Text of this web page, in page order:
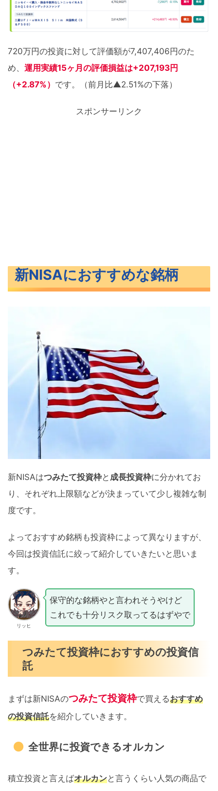
720万円の投資に対して評価額が7,407,406円のた
め、 運用実績15ヶ月の評価損益は+207,193円
（+2.87%） です。（前月比▲2.51%の下落）
スポンサーリンク
新NISAにおすすめな銘柄
新NISAはつみたて投資枠と 成長投資枠に分かれてお
り、それぞれ上限額などが決まっていて少し複雑な制
度です。
よっておすすめ銘柄も投資枠によって異なりますが、
今回は投資信託に絞って紹介していきたいと思いま
す。
リッヒ
保守的な銘柄やと言われそうやけど
これでも十分リスク取ってるはずやで
つみたて投資枠におすすめの投資信
託
まずは新NISAのつみたて投資枠で買えるおすすめ
の投資信託を紹介していきます。
全世界に投資できるオルカン
積立投資と言えばオルカンと言うくらい人気の商品で